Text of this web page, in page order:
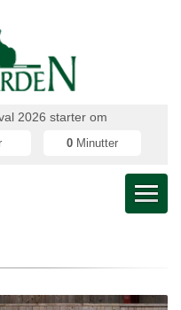
2026 starter om
0 Minutter